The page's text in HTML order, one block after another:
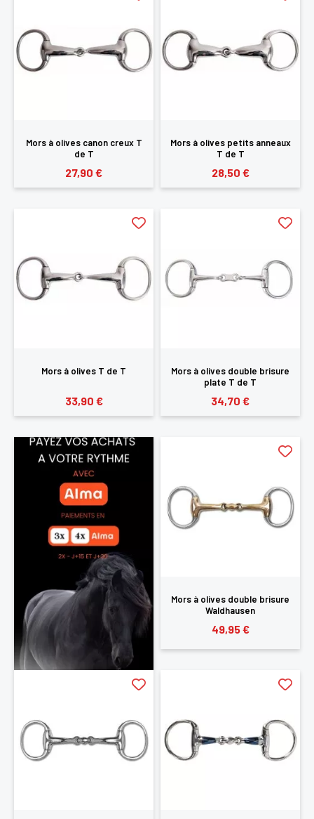
Mors à olives canon creux T
de T
27,90 €
Mors à olives petits anneaux
T de T
28,50 €
Mors à olives T de T
33,90 €
Mors à olives double brisure
plate T de T
34,70 €
Mors à olives double brisure
Waldhausen
49,95 €